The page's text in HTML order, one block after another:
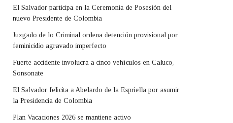
El Salvador participa en la Ceremonia de Posesión del
nuevo Presidente de Colombia
Juzgado de lo Criminal ordena detención provisional por
feminicidio agravado imperfecto
Fuerte accidente involucra a cinco vehículos en Caluco,
Sonsonate
El Salvador felicita a Abelardo de la Espriella por asumir
la Presidencia de Colombia
Plan Vacaciones 2026 se mantiene activo